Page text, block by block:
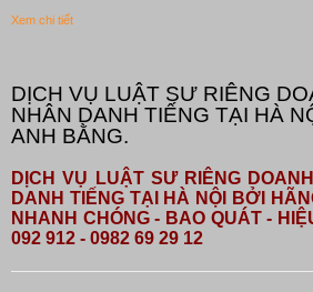
Xem chi tiết
DỊCH VỤ LUẬT SƯ RIÊNG
NHÂN DANH TIẾNG TẠI HÀ
ANH BẰNG.
DỊCH VỤ LUẬT SƯ RIÊNG
DANH TIẾNG TẠI HÀ NỘI BỞI
NHANH CHÓNG - BAO QUÁT -
092 912 - 0982 69 29 12